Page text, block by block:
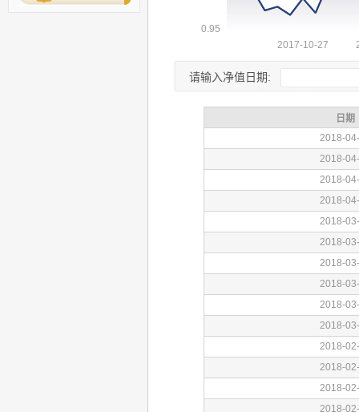
请输入净值日期: